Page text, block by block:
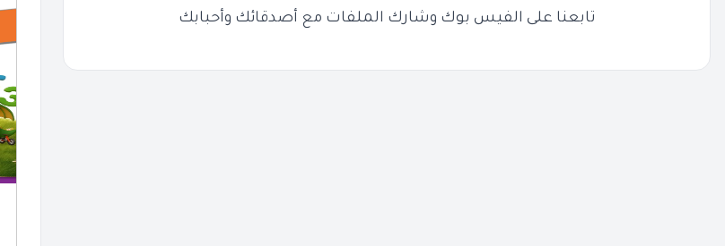
تابعنا على الفيس بوك وشارك الملفات مع أصدقائك وأحبابك